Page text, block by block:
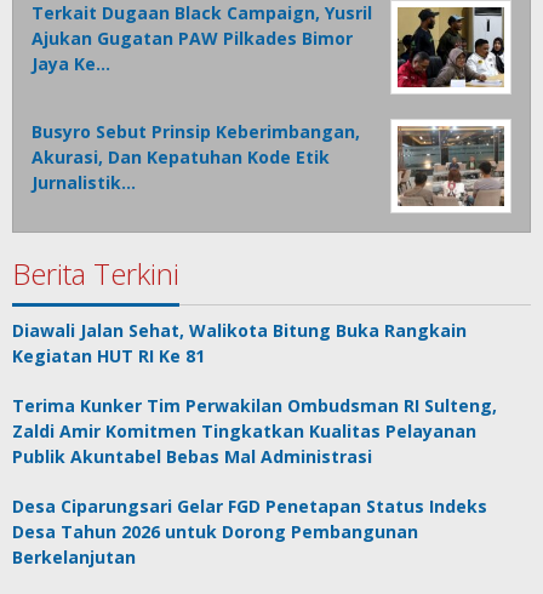
Terkait Dugaan Black Campaign, Yusril
Ajukan Gugatan PAW Pilkades Bimor
Jaya Ke…
Busyro Sebut Prinsip Keberimbangan,
Akurasi, Dan Kepatuhan Kode Etik
Jurnalistik…
Berita Terkini
Diawali Jalan Sehat, Walikota Bitung Buka Rangkain
Kegiatan HUT RI Ke 81
Terima Kunker Tim Perwakilan Ombudsman RI Sulteng,
Zaldi Amir Komitmen Tingkatkan Kualitas Pelayanan
Publik Akuntabel Bebas Mal Administrasi
Desa Ciparungsari Gelar FGD Penetapan Status Indeks
Desa Tahun 2026 untuk Dorong Pembangunan
Berkelanjutan